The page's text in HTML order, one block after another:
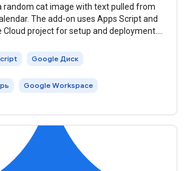
random cat image with text pulled from
The add-on uses Apps Script and
Cloud project for setup and deployment.
Google Диск
Google Workspace